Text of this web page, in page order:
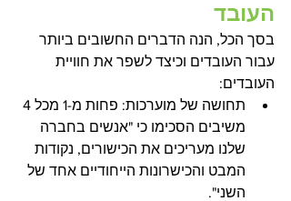
העובד
בסך הכל, הנה הדברים החשובים ביותר
עבור העובדים וכיצד לשפר את חוויית
העובדים:
משיבים הסכימו כי "אנשים בחברה
שלנו מעריכים את הכישורים, נקודות
המבט והכישרונות הייחודיים אחד של
השני".